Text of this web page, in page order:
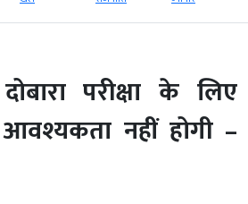
परीक्षा के लिए
नहीं होगी –